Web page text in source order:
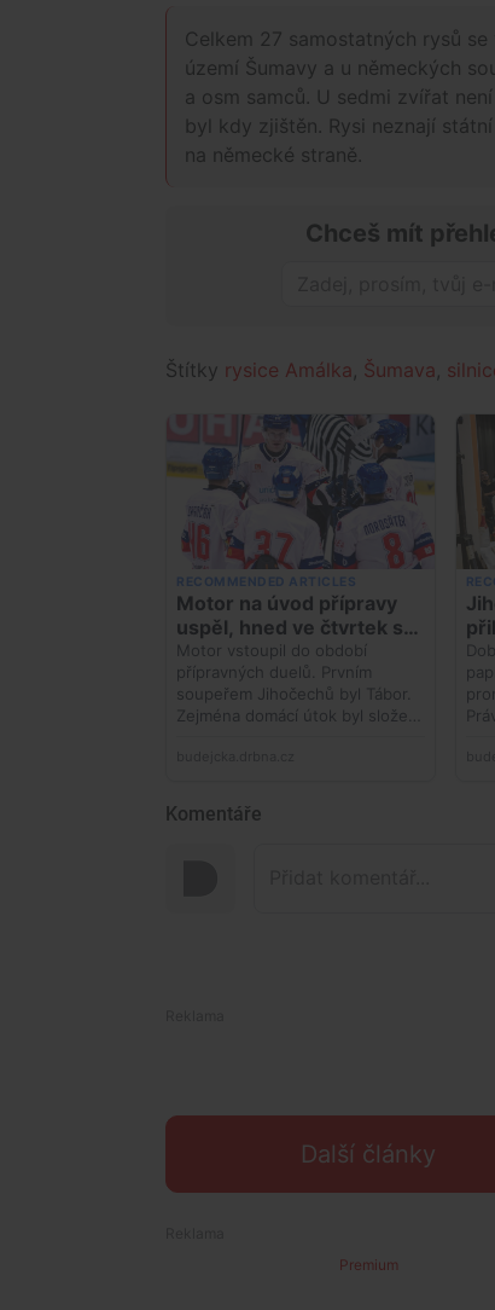
Celkem 27 samostatných rysů
území Šumavy a u německých
a osm samců. U sedmi zvířat
byl kdy zjištěn. Rysi neznají
na německé straně.
Chceš mít
Štítky rysice Amálka Šumava
Komentáře
Další články
Premium